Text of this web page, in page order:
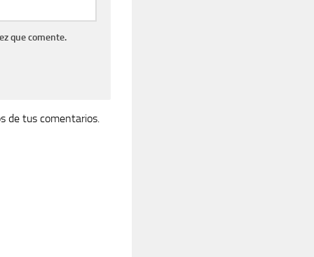
que comente.
de tus comentarios.